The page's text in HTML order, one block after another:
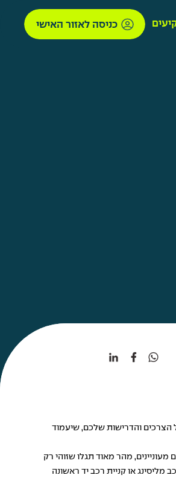
כניסה לאזור האישי
הצרכים והדרישות שלכם, שיעמוד
מהר מאוד תגלו שזוהי רק
או קניית רכב יד ראשונה